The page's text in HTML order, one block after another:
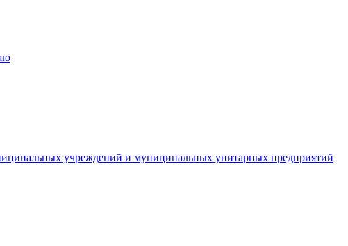
учреждений и муниципальных унитарных предприятий